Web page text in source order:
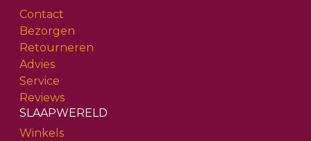
Contact
Bezorgen
Retourneren
Advies
Service
Reviews
SLAAPWERELD
Winkels